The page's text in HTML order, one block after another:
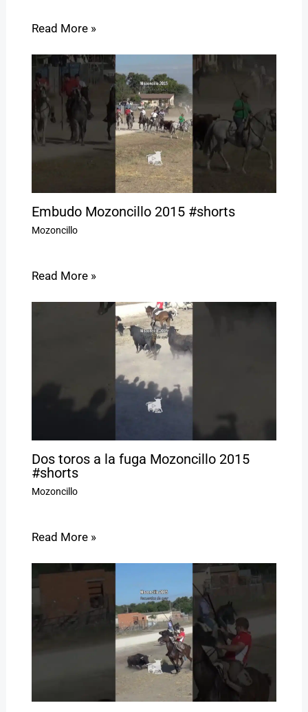
Read More »
Embudo Mozoncillo 2015 #shorts
Mozoncillo
Read More »
Dos toros a la fuga Mozoncillo 2015
#shorts
Mozoncillo
Read More »